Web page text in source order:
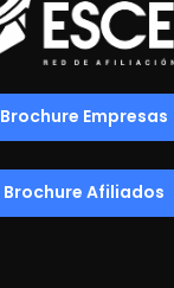
Brochure Empresas
Brochure Afiliados